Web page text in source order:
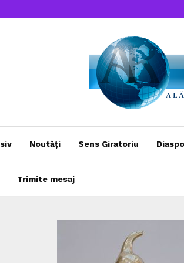
Noutăți Sens Giratoriu
Trimite mesaj